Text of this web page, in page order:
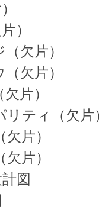
）
欠片）
欠片）
片）
リティ（欠片
片）
片）
図